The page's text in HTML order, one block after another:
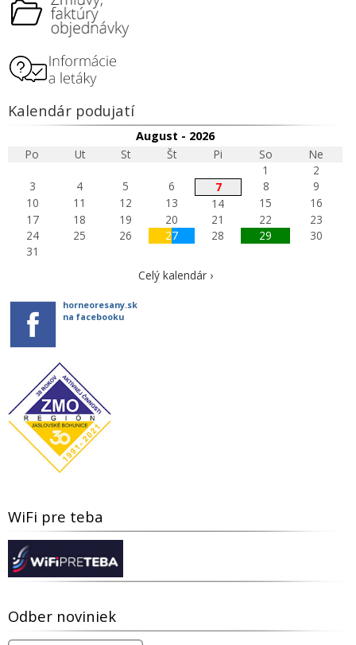
Kalendár podujatí
August - 2026
Po
Ut St Št Pi So
Ne
1
2
3
4 5 6 7 8
9
10
11 12 13 14 15
16
17
18 19 20 21 22
23
24
25 26 27 28 29
30
31
Celý kalendár ›
horneoresany.sk
na facebooku
WiFi pre teba
Odber noviniek